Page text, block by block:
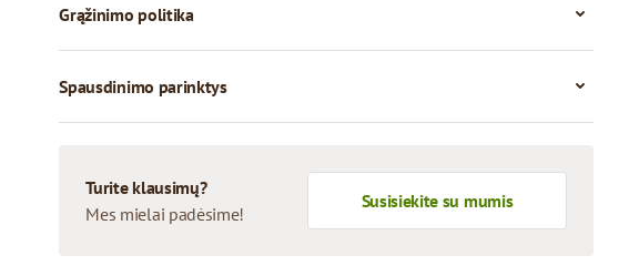
Grąžinimo politika
Spausdinimo parinktys
Turite klausimų?
Mes mielai padėsime!
Susisiekite su mumis